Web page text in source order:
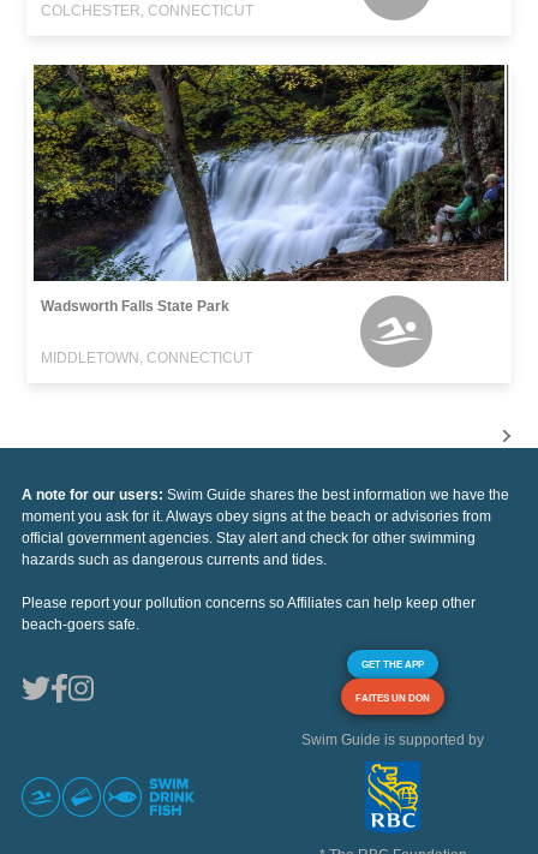
COLCHESTER, CONNECTICUT
Wadsworth Falls State Park
MIDDLETOWN, CONNECTICUT
A note for our users: Swim Guide shares the best information we have the
moment you ask for it. Always obey signs at the beach or advisories from
official government agencies. Stay alert and check for other swimming
hazards such as dangerous currents and tides.
Please report your pollution concerns so Affiliates can help keep other
beach-goers safe.
GET THE APP
FAITES UN DON
Swim Guide is supported by